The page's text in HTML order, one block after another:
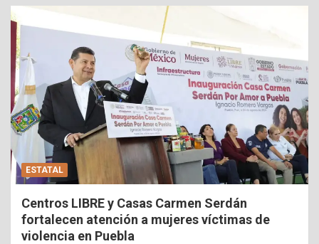
ESTATAL
Centros LIBRE y Casas Carmen Serdán
fortalecen atención a mujeres víctimas de
violencia en Puebla